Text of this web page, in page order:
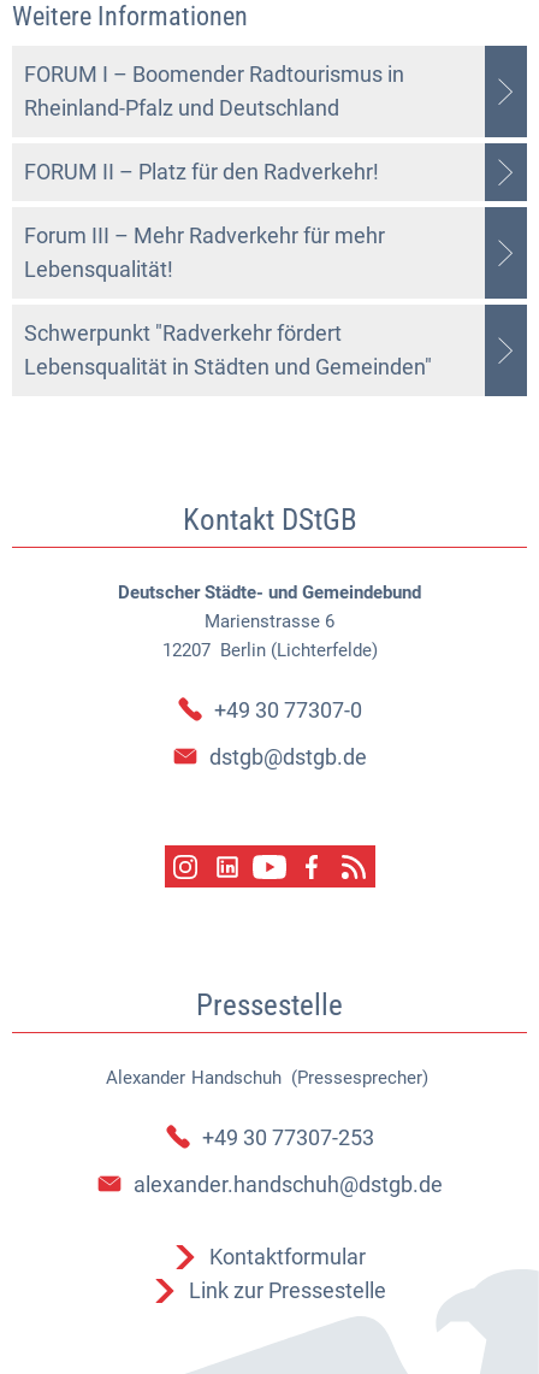
Weitere Informationen
FORUM I – Boomender Radtourismus in
Rheinland-Pfalz und Deutschland
FORUM II – Platz für den Radverkehr!
Forum III – Mehr Radverkehr für mehr
Lebensqualität!
Schwerpunkt "Radverkehr fördert
Lebensqualität in Städten und Gemeinden"
Kontakt DStGB
Deutscher Städte- und Gemeindebund
Marienstrasse 6
12207 Berlin (Lichterfelde)
+49 30 77307-0
dstgb@dstgb.de
Pressestelle
Alexander Handschuh (Pressesprecher)
Alexander Handschuh
+49 30 77307-253
alexander.handschuh@dstgb.de
Kontaktformular
Link zur Pressestelle